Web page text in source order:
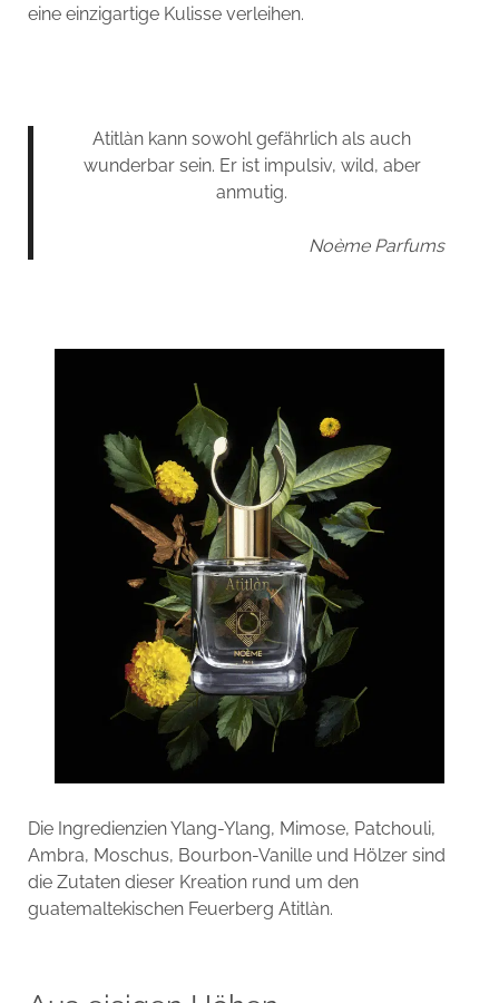
eine einzigartige Kulisse verleihen.
Atitlàn kann sowohl gefährlich als auch
wunderbar sein. Er ist impulsiv, wild, aber
anmutig.
Noème Parfums
Die Ingredienzien Ylang-Ylang, Mimose, Patchouli,
Ambra, Moschus, Bourbon-Vanille und Hölzer sind
die Zutaten dieser Kreation rund um den
guatemaltekischen Feuerberg Atitlàn.